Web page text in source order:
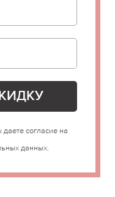
согласие на
данных.